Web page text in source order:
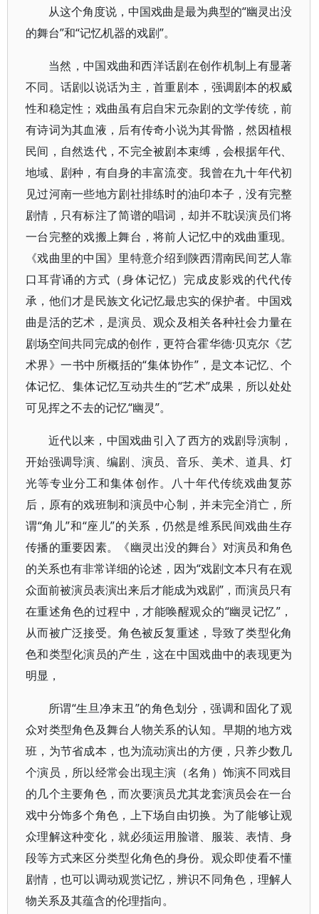
从这个角度说，中国戏曲是最为典型的“幽灵出没
的舞台”和“记忆机器的戏剧”。
当然，中国戏曲和西洋话剧在创作机制上有显著
不同。话剧以说话为主，首重剧本，强调剧本的权威
性和稳定性；戏曲虽有启自宋元杂剧的文学传统，前
有诗词为其血液，后有传奇小说为其骨骼，然因植根
民间，自然迭代，不完全被剧本束缚，会根据年代、
地域、剧种，有自身的丰富流变。我曾在九十年代初
见过河南一些地方剧社排练时的油印本子，没有完整
剧情，只有标注了简谱的唱词，却并不耽误演员们将
一台完整的戏搬上舞台，将前人记忆中的戏曲重现。
《戏曲里的中国》里特意介绍到陕西渭南民间艺人靠
口耳背诵的方式（身体记忆）完成皮影戏的代代传
承，他们才是民族文化记忆最忠实的保护者。中国戏
曲是活的艺术，是演员、观众及相关各种社会力量在
剧场空间共同完成的创作，更符合霍华德·贝克尔《艺
术界》一书中所概括的“集体协作”，是文本记忆、个
体记忆、集体记忆互动共生的“艺术”成果，所以处处
可见挥之不去的记忆“幽灵”。
近代以来，中国戏曲引入了西方的戏剧导演制，
开始强调导演、编剧、演员、音乐、美术、道具、灯
光等专业分工和集体创作。八十年代传统戏曲复苏
后，原有的戏班制和演员中心制，并未完全消亡，所
谓“角儿”和“座儿”的关系，仍然是维系民间戏曲生存
传播的重要因素。《幽灵出没的舞台》对演员和角色
的关系也有非常详细的论述，因为“戏剧文本只有在观
众面前被演员表演出来后才能成为戏剧”，而演员只有
在重述角色的过程中，才能唤醒观众的“幽灵记忆”，
从而被广泛接受。角色被反复重述，导致了类型化角
色和类型化演员的产生，这在中国戏曲中的表现更为
明显，
所谓“生旦净末丑”的角色划分，强调和固化了观
众对类型角色及舞台人物关系的认知。早期的地方戏
班，为节省成本，也为流动演出的方便，只养少数几
个演员，所以经常会出现主演（名角）饰演不同戏目
的几个主要角色，而次要演员尤其龙套演员会在一台
戏中分饰多个角色，上下场自由切换。为了能够让观
众理解这种变化，就必须运用脸谱、服装、表情、身
段等方式来区分类型化角色的身份。观众即使看不懂
剧情，也可以调动观赏记忆，辨识不同角色，理解人
物关系及其蕴含的伦理指向。